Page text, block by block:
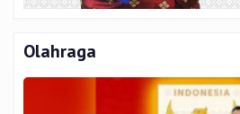
Olahraga